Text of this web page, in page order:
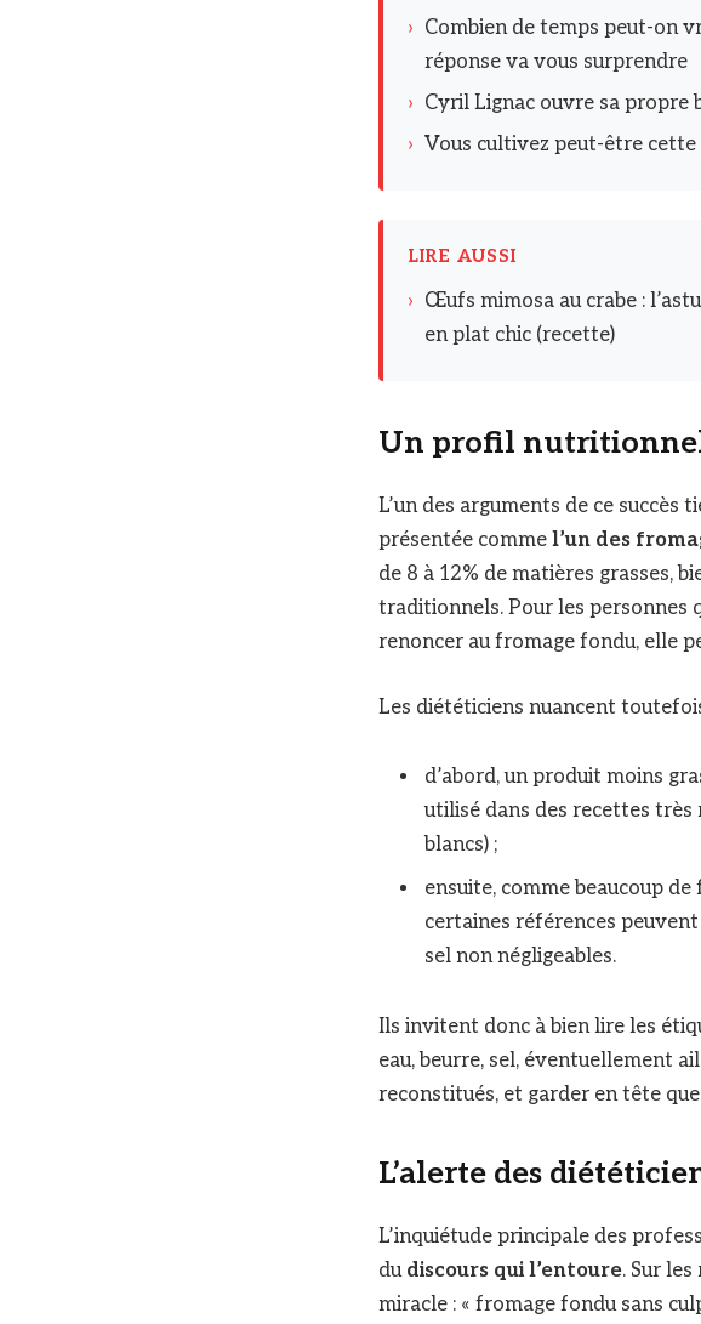
› Combien de temps peut-on
réponse va vous surprendre
› Cyril Lignac ouvre sa propre
› Vous cultivez peut-être
LIRE AUSSI
› Œufs mimosa au crabe :
en plat chic (recette)
Un profil nutritionnel
L’un des arguments de ce
présentée comme l’un des
de 8 à 12% de matières grasses,
traditionnels. Pour les personnes
renoncer au fromage fondu, elle
Les diététiciens nuancent
d’abord, un produit moins
utilisé dans des recettes très
blancs) ;
ensuite, comme beaucoup
certaines références
sel non négligeables.
Ils invitent donc à bien lire les
eau, beurre, sel, éventuellement
reconstitués, et garder en tête
L’alerte des
L’inquiétude principale des
du discours qui l’entoure. Sur
miracle : « fromage fondu sans